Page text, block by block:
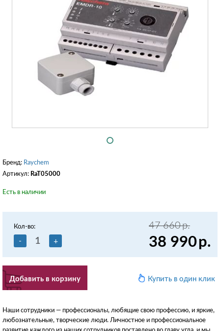
Бренд: Raychem
Артикул: RaT05000
Есть в наличии
Кол-во:
- +
Добавить в корзину
47 660р.
38 990р.
Купить в один клик
Наши сотрудники — профессионалы, любящие свою профессию, и яркие,
любознательные, творческие люди. Личностное и профессиональное